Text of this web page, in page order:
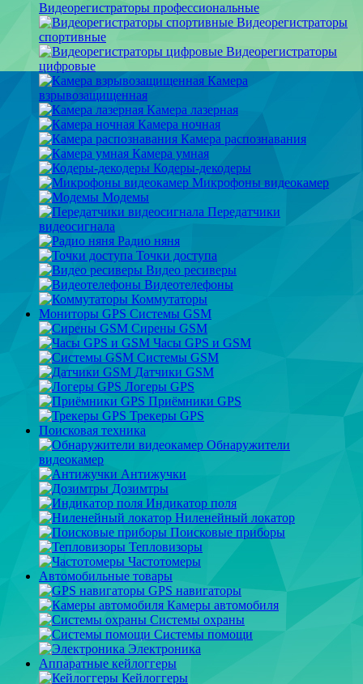
Видеорегистраторы профессиональные
Видеорегистраторы
спортивные
Видеорегистраторы
цифровые
Камера
взрывозащищенная
Камера лазерная
Камера ночная
Камера распознавания
Камера умная
Кодеры-декодеры
Микрофоны видеокамер
Модемы
Передатчики
видеосигнала
Радио няня
Точки доступа
Видео ресиверы
Видеотелефоны
Коммутаторы
Мониторы GPS Системы GSM
Сирены GSM
Часы GPS и GSM
Системы GSM
Датчики GSM
Логеры GPS
Приёмники GPS
Трекеры GPS
Поисковая техника
Обнаружители
видеокамер
Антижучки
Дозимтры
Индикатор поля
Ниленейный локатор
Поисковые приборы
Тепловизоры
Частотомеры
Автомобильные товары
GPS навигаторы
Камеры автомобиля
Системы охраны
Системы помощи
Электроника
Аппаратные кейлоггеры
Кейлоггеры